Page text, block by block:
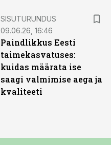
SISUTURUNDUS
09.06.26, 16:46
Paindlikkus Eesti
taimekasvatuses:
kuidas määrata ise
saagi valmimise aega ja
kvaliteeti